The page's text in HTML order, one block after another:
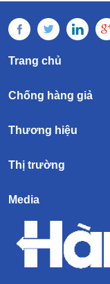
Trang chủ
Chống hàng giả
Thương hiệu
Thị trường
Media